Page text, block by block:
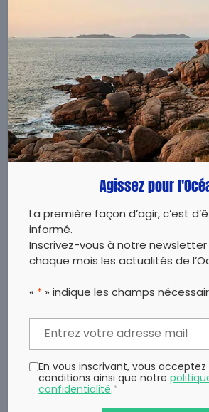
09/06/2025 - Quand on parle
illégale, on imagine quelques
pêcheurs véreux à l’autre bout
Pas du tout : il s’agit d’un fléau
mondialisé.
LIRE
Agissez pour
La première façon d’agir, c’est
informé.
Inscrivez-vous à notre
chaque mois les actualités de
« * » indique les champs
En vous inscrivant, vous
conditions ainsi que notre
confidentialité.*